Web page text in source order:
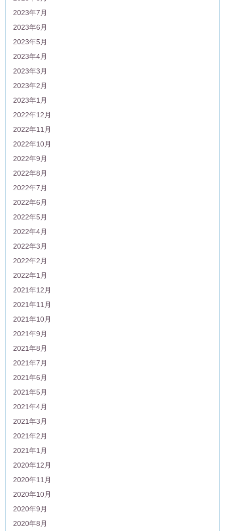
2023年7月
2023年6月
2023年5月
2023年4月
2023年3月
2023年2月
2023年1月
2022年12月
2022年11月
2022年10月
2022年9月
2022年8月
2022年7月
2022年6月
2022年5月
2022年4月
2022年3月
2022年2月
2022年1月
2021年12月
2021年11月
2021年10月
2021年9月
2021年8月
2021年7月
2021年6月
2021年5月
2021年4月
2021年3月
2021年2月
2021年1月
2020年12月
2020年11月
2020年10月
2020年9月
2020年8月